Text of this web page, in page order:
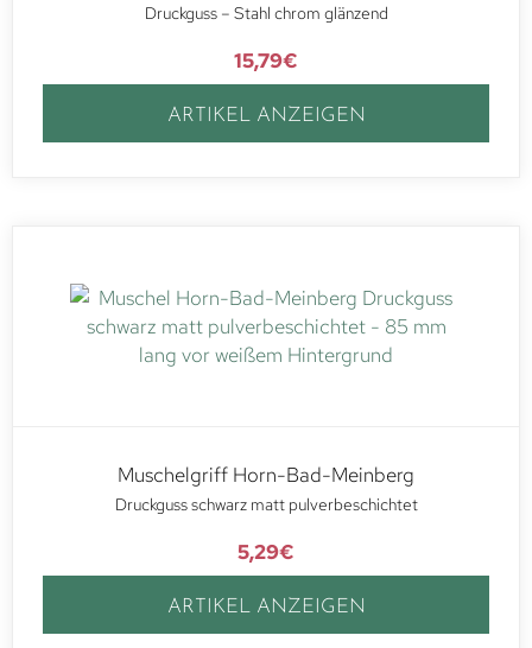
Druckguss – Stahl chrom glänzend
15,79€
ARTIKEL ANZEIGEN
Muschelgriff Horn-Bad-Meinberg
Druckguss schwarz matt pulverbeschichtet
5,29€
ARTIKEL ANZEIGEN